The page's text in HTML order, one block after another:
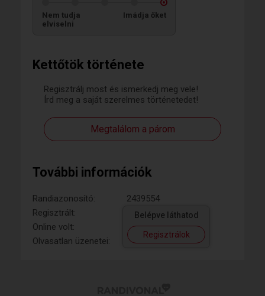
Kettőtök története
Regisztrálj most és ismerkedj meg vele!
Írd meg a saját szerelmes történetedet!
Megtalálom a párom
További információk
Randiazonosító:
2439554
Regisztrált:
Online volt:
Olvasatlan üzenetei:
Belépve láthatod
Regisztrálok
Nem tudja
elviselni
Imádja őket